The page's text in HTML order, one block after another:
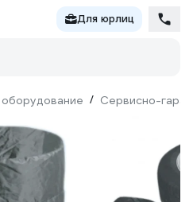
Для юрлиц
/ Сервисно-